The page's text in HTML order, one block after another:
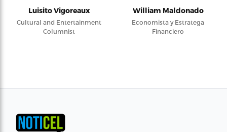
Luisito Vigoreaux
Cultural and Entertainment
Columnist
William Maldonado
Economista y Estratega
Financiero